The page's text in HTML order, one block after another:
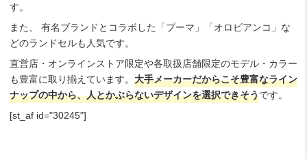
す。
また、 有名ブランドとコラボした「プーマ」「オロビアンコ」な
どのランドセルも人気です。
直営店・オンラインストア限定や各取扱店舗限定のモデル・カラー
も豊富に取り揃えています。 大手メーカーだからこそ豊富なライン
ナップの中から、人とかぶらないデザインを選択できそうです。
[st_af id="30245"]